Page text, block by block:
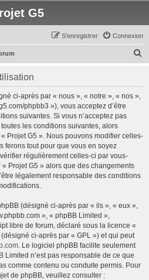
G5
Connexion
S’enregistrer
c
ci-après par « nous », « notre », « nos »,
phpbb3 »), vous acceptez d’être
suivantes. Si vous n’acceptez pas
les conditions suivantes, alors
Projet G5 ». Nous pouvons modifier celles-
ferons tout pour que vous en soyez
régulièrement celles-ci par vous-
Projet G5 » alors que des changements
légalement responsable des conditions
(désigné ci-après par « ils », « eux »,
», « phpBB Limited »,
libre de forum, déclaré sous la licence «
(désigné ci-après par « GPL ») et qui peut
. Le logiciel phpBB facilite seulement
Limited n’est pas responsable de ce que
comme contenu ou conduite permis. Pour
de phpBB, veuillez consulter :